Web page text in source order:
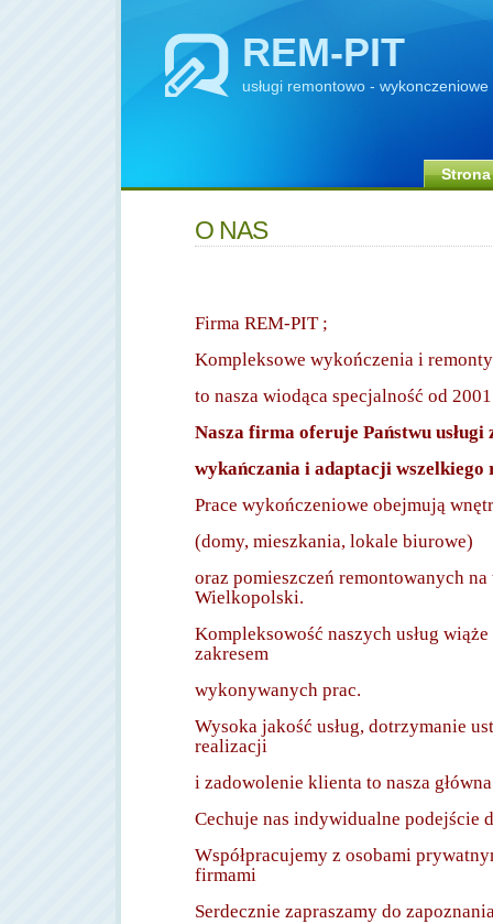
REM-PIT
usługi remontowo -
Strona
O NAS
Firma REM-PIT ;
Kompleksowe wykończenia i
to nasza wiodąca specjalność od
Nasza firma oferuje Państwu usługi
wykańczania i adaptacji wszelkiego
Prace wykończeniowe obejmują
(domy, mieszkania, lokale biurowe)
oraz pomieszczeń remontowanych
Wielkopolski.
Kompleksowość naszych usług
zakresem
wykonywanych prac.
Wysoka jakość usług, dotrzymanie
realizacji
i zadowolenie klienta to nasza
Cechuje nas indywidualne podejście
Współpracujemy z osobami
firmami
Serdecznie zapraszamy do